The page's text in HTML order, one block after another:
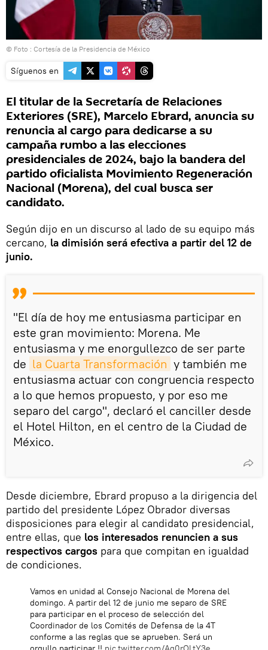
© Foto : Cortesía de la Presidencia de México
Síguenos en
El titular de la Secretaría de Relaciones
Exteriores (SRE), Marcelo Ebrard, anuncia su
renuncia al cargo para dedicarse a su
campaña rumbo a las elecciones
presidenciales de 2024, bajo la bandera del
partido oficialista Movimiento Regeneración
Nacional (Morena), del cual busca ser
candidato.
Según dijo en un discurso al lado de su equipo más
cercano, la dimisión será efectiva a partir del 12 de
junio.
"El día de hoy me entusiasma participar en
este gran movimiento: Morena. Me
entusiasma y me enorgullezco de ser parte
de la Cuarta Transformación y también me
entusiasma actuar con congruencia respecto
a lo que hemos propuesto, y por eso me
separo del cargo", declaró el canciller desde
el Hotel Hilton, en el centro de la Ciudad de
México.
Desde diciembre, Ebrard propuso a la dirigencia del
partido del presidente López Obrador diversas
disposiciones para elegir al candidato presidencial,
entre ellas, que los interesados renuncien a sus
respectivos cargos para que compitan en igualdad
de condiciones.
Vamos en unidad al Consejo Nacional de Morena del
domingo. A partir del 12 de junio me separo de SRE
para participar en el proceso de selección del
Coordinador de los Comités de Defensa de la 4T
conforme a las reglas que se aprueben. Será un